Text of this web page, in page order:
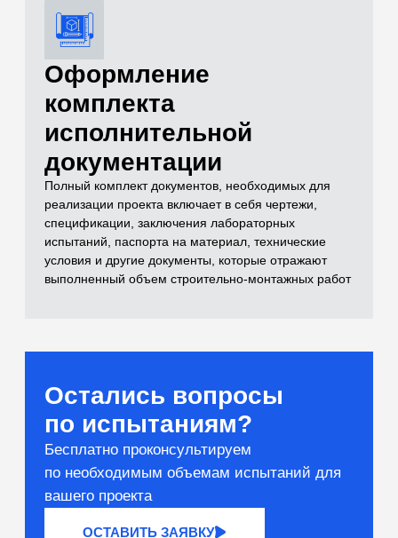
и лабораторные
испытания)
для расчетов оснований
[02]
Бетоны и растворы
Контроль качества монолитных
[03]
Нерудные материалы
[04]
Вяжущие и сырьё
Тестирование компонентов